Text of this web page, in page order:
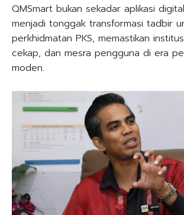
QMSmart bukan sekadar aplikasi
menjadi tonggak transformasi tadbir
perkhidmatan PKS, memastikan
cekap, dan mesra pengguna di era
moden.